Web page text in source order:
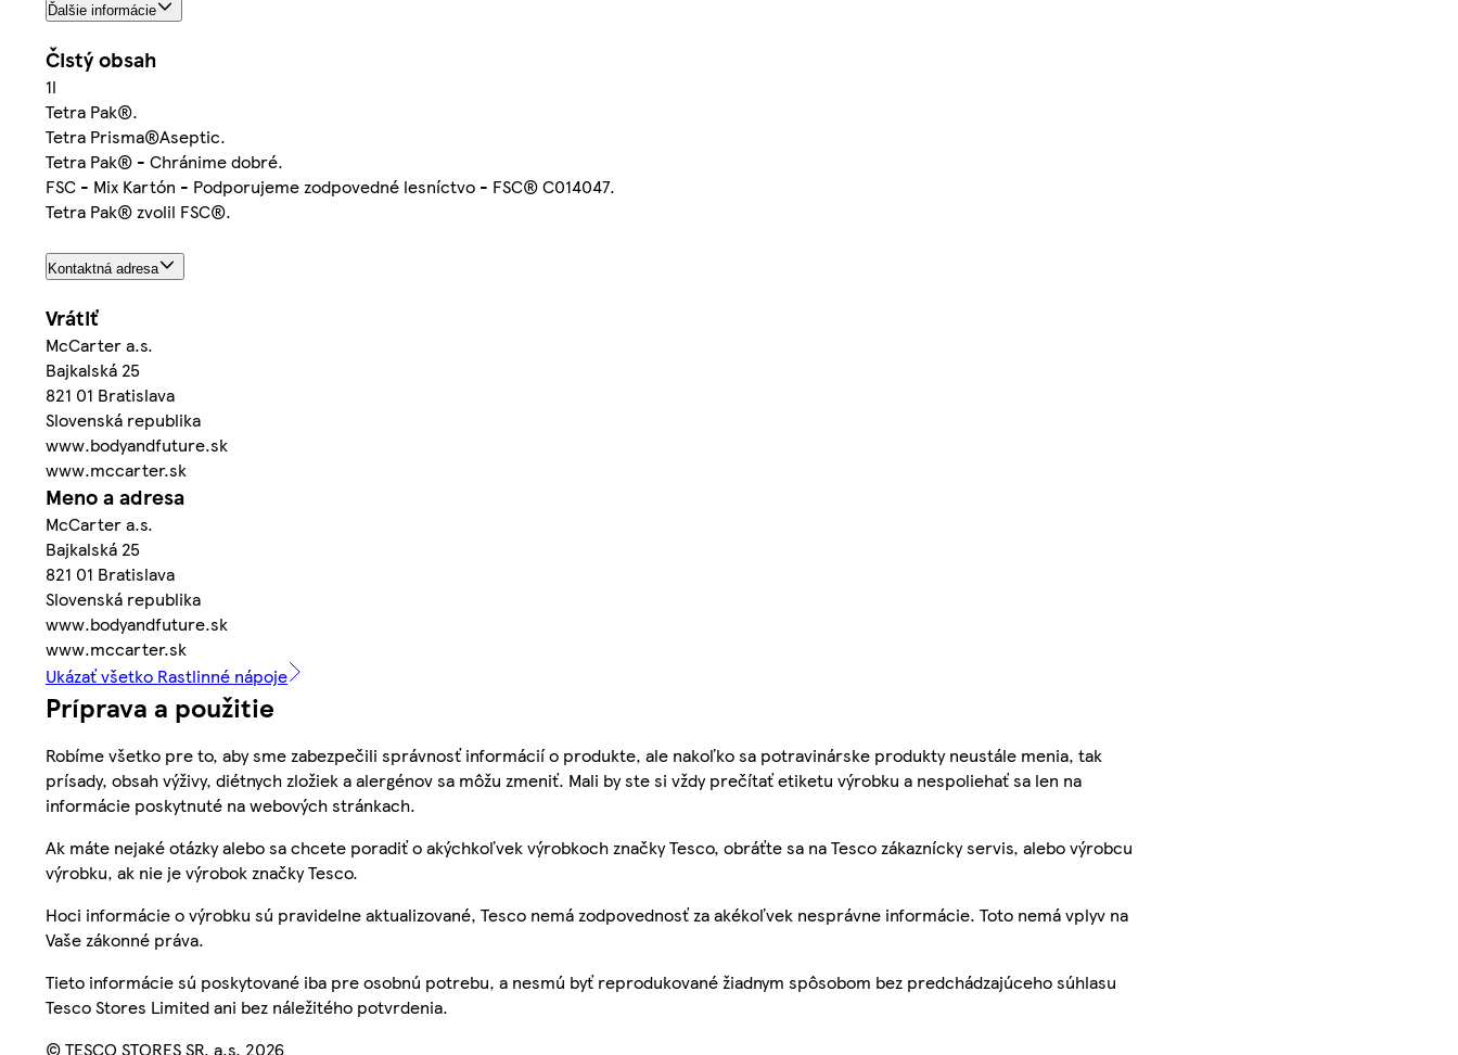
Ďalšie informácie
Čistý obsah
1l
Tetra Pak­®.
Tetra Prisma®Aseptic.
Tetra Pak­® - Chránime dobré.
FSC - Mix Kartón - Podporujeme zodpovedné lesníctvo - FSC® C014047.
Tetra Pak® zvolil FSC®.
Kontaktná adresa
Vrátiť
McCarter a.s.
Bajkalská 25
821 01 Bratislava
Slovenská republika
www.bodyandfuture.sk
www.mccarter.sk
Meno a adresa
McCarter a.s.
Bajkalská 25
821 01 Bratislava
Slovenská republika
www.bodyandfuture.sk
www.mccarter.sk
Ukázať všetko Rastlinné nápoje
Príprava a použitie
Robíme všetko pre to, aby sme zabezpečili správnosť informácií o produkte, ale nakoľko sa potravinárske produkty neustále menia, tak
prísady, obsah výživy, diétnych zložiek a alergénov sa môžu zmeniť. Mali by ste si vždy prečítať etiketu výrobku a nespoliehať sa len na
informácie poskytnuté na webových stránkach.
Ak máte nejaké otázky alebo sa chcete poradiť o akýchkoľvek výrobkoch značky Tesco, obráťte sa na Tesco zákaznícky servis, alebo výrobcu
výrobku, ak nie je výrobok značky Tesco.
Hoci informácie o výrobku sú pravidelne aktualizované, Tesco nemá zodpovednosť za akékoľvek nesprávne informácie. Toto nemá vplyv na
Vaše zákonné práva.
Tieto informácie sú poskytované iba pre osobnú potrebu, a nesmú byť reprodukované žiadnym spôsobom bez predchádzajúceho súhlasu
Tesco Stores Limited ani bez náležitého potvrdenia.
© TESCO STORES SR, a.s. 2026